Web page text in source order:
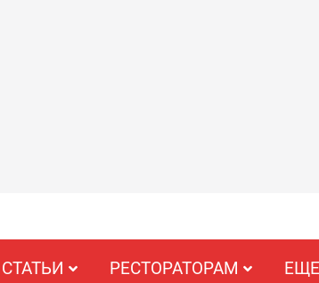
СТАТЬИ РЕСТОРАТОРАМ ЕЩЕ